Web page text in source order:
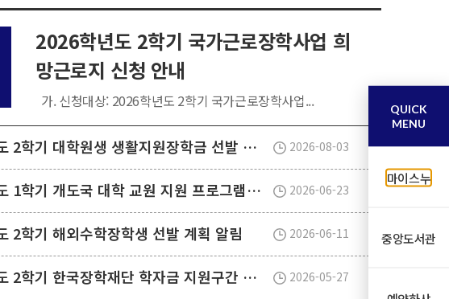
2026학년도 2학기 국가근로장학사업 희
망근로지 신청 안내
가. 신청대상: 2026학년도 2학기 국가근로장학사업...
2026학년도 2학기 대학원생 생활지원장학금 선발 안내 2026-08-03
2027학년도 1학기 개도국 대학 교원 지원 프로그램(SPF)장학생 선발 안내 2026-06-23
2학기 해외수학장학생 선발 계획 알림 2026-06-11
2026학년도 2학기 한국장학재단 학자금 지원구간 산정 신청 안내 2026-05-27
QUICK
MENU
마이스누
중앙도서관